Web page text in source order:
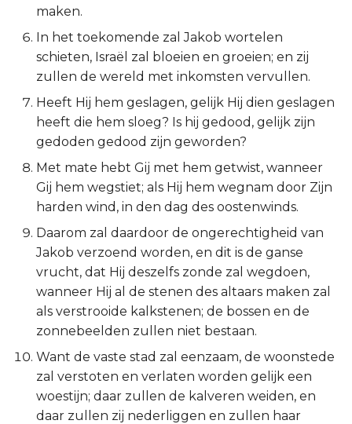
Kolossenzen
1 Thessalonicenzen
2 Thessalonicenzen
1 Timótheüs
2 Timótheüs
Titus
Filémon
Hebreeën
Jakobus
1 Petrus
2 Petrus
maken.
In het toekomende zal Jakob wortelen
schieten, Israël zal bloeien en groeien; en zij
zullen de wereld met inkomsten vervullen.
Heeft Hij hem geslagen, gelijk Hij dien geslagen
heeft die hem sloeg? Is hij gedood, gelijk zijn
gedoden gedood zijn geworden?
Met mate hebt Gij met hem getwist, wanneer
Gij hem wegstiet; als Hij hem wegnam door Zijn
harden wind, in den dag des oostenwinds.
Daarom zal daardoor de ongerechtigheid van
Jakob verzoend worden, en dit is de ganse
vrucht, dat Hij deszelfs zonde zal wegdoen,
wanneer Hij al de stenen des altaars maken zal
als verstrooide kalkstenen; de bossen en de
zonnebeelden zullen niet bestaan.
Want de vaste stad zal eenzaam, de woonstede
zal verstoten en verlaten worden gelijk een
woestijn; daar zullen de kalveren weiden, en
daar zullen zij nederliggen en zullen haar